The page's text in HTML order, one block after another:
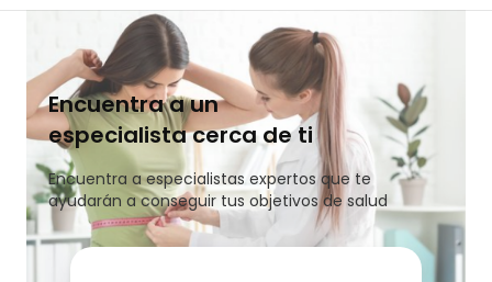
Encuentra a un
especialista cerca de ti
Encuentra a especialistas expertos que te
ayudarán a conseguir tus objetivos de salud